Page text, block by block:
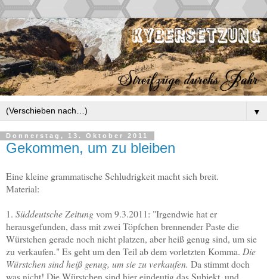
▼
Donnerstag, 13. Oktober 2011
Gekommen, um zu bleiben
Eine kleine grammatische Schludrigkeit macht sich breit.
Material:
1. Süddeutsche Zeitungvom 9.3.2011: "Irgendwie hat er
herausgefunden, dass mit zwei Töpfchen brennender Paste die
Würstchen gerade noch nicht platzen, aber heiß genug sind, um sie
zu verkaufen." Es geht um den Teil ab dem vorletzten Komma. Die
Würstchen sind heiß genug, um sie zu verkaufen. Da stimmt doch